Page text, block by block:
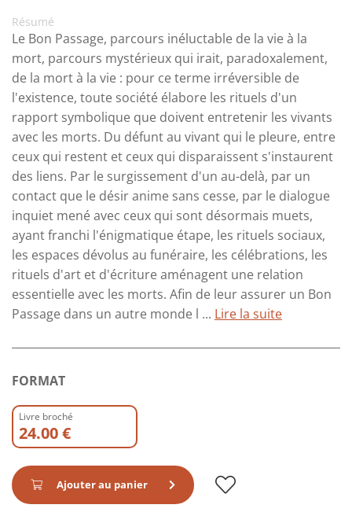
Résumé
Le Bon Passage, parcours inéluctable de la vie à la
mort, parcours mystérieux qui irait, paradoxalement,
de la mort à la vie : pour ce terme irréversible de
l'existence, toute société élabore les rituels d'un
rapport symbolique que doivent entretenir les vivants
avec les morts. Du défunt au vivant qui le pleure, entre
ceux qui restent et ceux qui disparaissent s'instaurent
des liens. Par le surgissement d'un au-delà, par un
contact que le désir anime sans cesse, par le dialogue
inquiet mené avec ceux qui sont désormais muets,
ayant franchi l'énigmatique étape, les rituels sociaux,
les espaces dévolus au funéraire, les célébrations, les
rituels d'art et d'écriture aménagent une relation
essentielle avec les morts. Afin de leur assurer un Bon
Passage dans un autre monde l ... Lire la suite
FORMAT
Livre broché
24.00 €
Ajouter au panier